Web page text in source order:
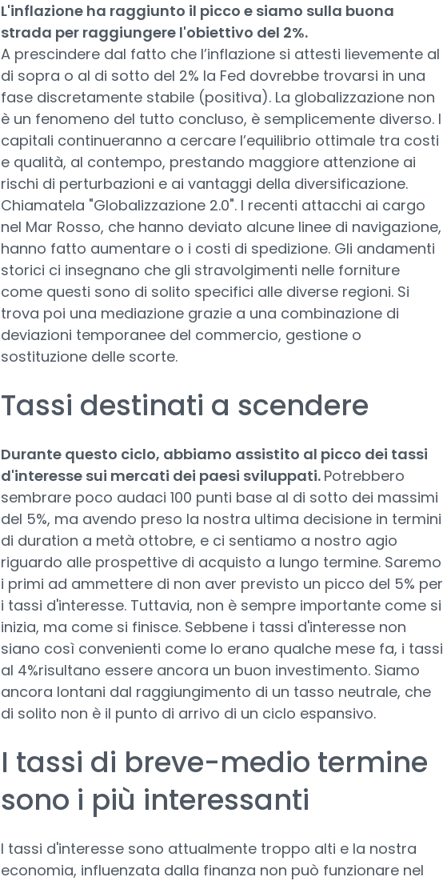
L'inflazione ha raggiunto il picco e siamo sulla buona
strada per raggiungere l'obiettivo del 2%.
A prescindere dal fatto che l’inflazione si attesti lievemente al
di sopra o al di sotto del 2% la Fed dovrebbe trovarsi in una
fase discretamente stabile (positiva). La globalizzazione non
è un fenomeno del tutto concluso, è semplicemente diverso. I
capitali continueranno a cercare l’equilibrio ottimale tra costi
e qualità, al contempo, prestando maggiore attenzione ai
rischi di perturbazioni e ai vantaggi della diversificazione.
Chiamatela "Globalizzazione 2.0". I recenti attacchi ai cargo
nel Mar Rosso, che hanno deviato alcune linee di navigazione,
hanno fatto aumentare o i costi di spedizione. Gli andamenti
storici ci insegnano che gli stravolgimenti nelle forniture
come questi sono di solito specifici alle diverse regioni. Si
trova poi una mediazione grazie a una combinazione di
deviazioni temporanee del commercio, gestione o
sostituzione delle scorte.
Tassi destinati a scendere
Durante questo ciclo, abbiamo assistito al picco dei tassi
d'interesse sui mercati dei paesi sviluppati. Potrebbero
sembrare poco audaci 100 punti base al di sotto dei massimi
del 5%, ma avendo preso la nostra ultima decisione in termini
di duration a metà ottobre, e ci sentiamo a nostro agio
riguardo alle prospettive di acquisto a lungo termine. Saremo
i primi ad ammettere di non aver previsto un picco del 5% per
i tassi d'interesse. Tuttavia, non è sempre importante come si
inizia, ma come si finisce. Sebbene i tassi d'interesse non
siano così convenienti come lo erano qualche mese fa, i tassi
al 4%risultano essere ancora un buon investimento. Siamo
ancora lontani dal raggiungimento di un tasso neutrale, che
di solito non è il punto di arrivo di un ciclo espansivo.
I tassi di breve-medio termine
sono i più interessanti
I tassi d'interesse sono attualmente troppo alti e la nostra
economia, influenzata dalla finanza non può funzionare nel